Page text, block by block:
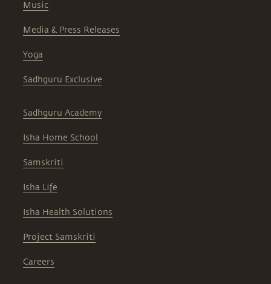
Music
Media & Press Releases
Yoga
Sadhguru Exclusive
Sadhguru Academy
Isha Home School
Samskriti
Isha Life
Isha Health Solutions
Project Samskriti
Careers